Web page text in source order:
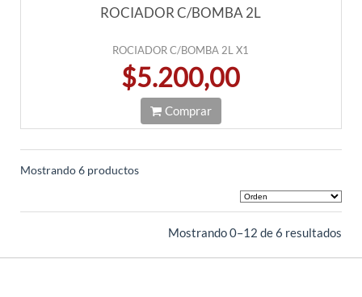
ROCIADOR C/BOMBA 2L
ROCIADOR C/BOMBA 2L X1
$5.200,00
Comprar
Mostrando 6 productos
Mostrando 0–12 de 6 resultados